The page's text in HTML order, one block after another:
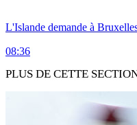
L'Islande demande à
08:36
PLUS DE CETTE